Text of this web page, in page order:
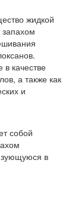
жидкой
качестве
а также как
и
собой
в